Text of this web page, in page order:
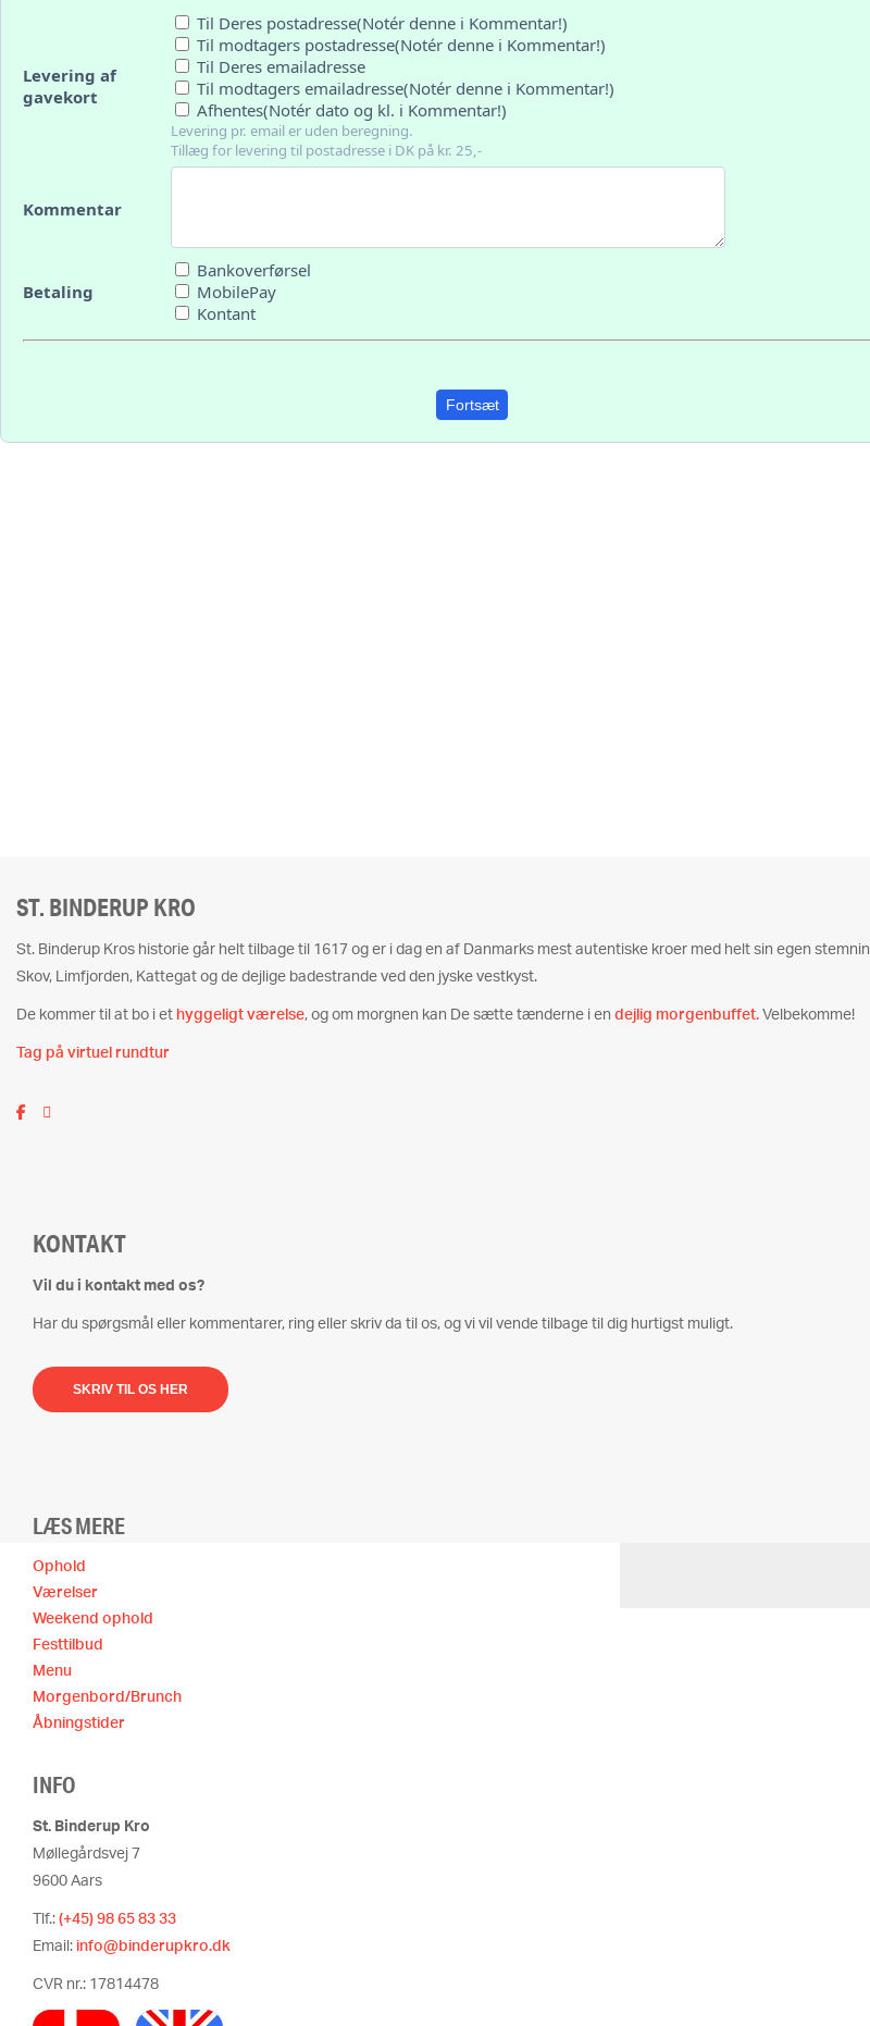
ST. BINDERUP KRO
St. Binderup Kros historie går helt tilbage til 1617 og er i dag en af Danmarks mest autentiske kroer med helt sin egen
Skov, Limfjorden, Kattegat og de dejlige badestrande ved den jyske vestkyst.
De kommer til at bo i et hyggeligt værelse, og om morgnen kan De sætte tænderne i en dejlig morgenbuffet. Velbekomme!
Tag på virtuel rundtur
KONTAKT
Vil du i kontakt med os?
Har du spørgsmål eller kommentarer, ring eller skriv da til os, og vi vil vende tilbage til dig hurtigst muligt.
SKRIV TIL OS HER
LÆS MERE
Ophold
Værelser
Weekend ophold
Festtilbud
Menu
Morgenbord/Brunch
Åbningstider
INFO
St. Binderup Kro
Møllegårdsvej 7
9600 Aars
Tlf.: (+45) 98 65 83 33
Email: info@binderupkro.dk
CVR nr.: 17814478